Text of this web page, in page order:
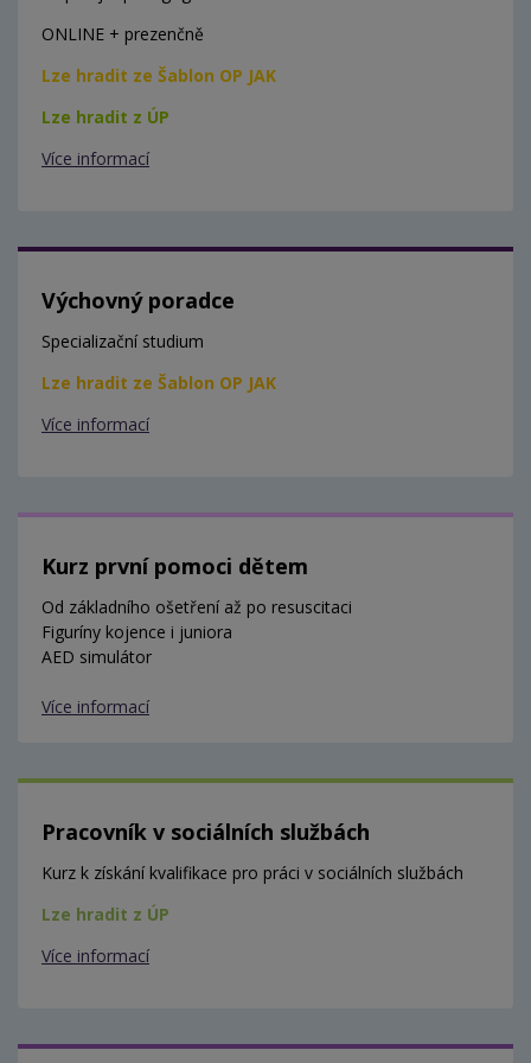
ONLINE + prezenčně
Lze hradit ze Šablon OP JAK
Lze hradit z ÚP
Více informací
Výchovný poradce
Specializační studium
Lze hradit ze Šablon OP JAK
Více informací
Kurz první pomoci dětem
Od základního ošetření až po resuscitaci
Figuríny kojence i juniora
AED simulátor
Více informací
Pracovník v sociálních službách
Kurz k získání kvalifikace pro práci v sociálních službách
Lze hradit z ÚP
Více informací